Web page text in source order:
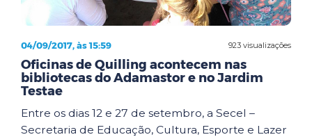
923 visualizações
04/09/2017, às 15:59
Oficinas de Quilling acontecem nas
bibliotecas do Adamastor e no Jardim
Testae
Entre os dias 12 e 27 de setembro, a Secel –
Secretaria de Educação, Cultura, Esporte e Lazer